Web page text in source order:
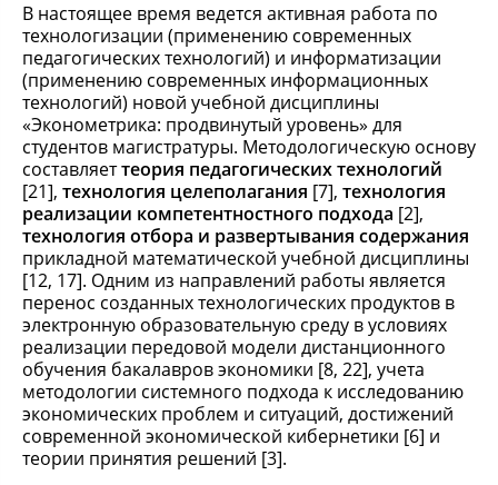
В настоящее время ведется активная работа по
технологизации (применению современных
педагогических технологий) и информатизации
(применению современных информационных
технологий) новой учебной дисциплины
«Эконометрика: продвинутый уровень» для
студентов магистратуры. Методологическую основу
составляеттеория педагогических технологий
[21], технология целеполагания [7], технология
реализации компетентностного подхода [2],
технология отбора и развертывания содержания
прикладной математической учебной дисциплины
[12, 17]. Одним из направлений работы является
перенос созданных технологических продуктов в
электронную образовательную среду в условиях
реализации передовой модели дистанционного
обучения бакалавров экономики [8, 22], учета
методологии системного подхода к исследованию
экономических проблем и ситуаций, достижений
современной экономической кибернетики [6] и
теории принятия решений [3].